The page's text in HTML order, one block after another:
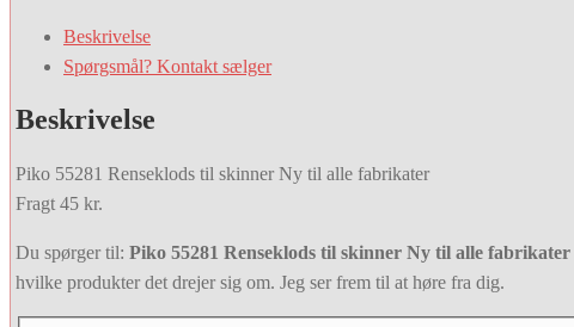
Beskrivelse
Spørgsmål? Kontakt sælger
Beskrivelse
Piko 55281 Renseklods til skinner Ny til alle fabrikater
Fragt 45 kr.
Du spørger til: Piko 55281 Renseklods til skinner Ny til alle fabrikater
hvilke produkter det drejer sig om. Jeg ser frem til at høre fra dig.